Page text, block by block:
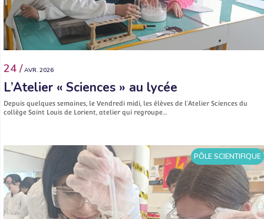
24 / AVR. 2026
L’Atelier « Sciences » au lycée
Depuis quelques semaines, le Vendredi midi, les élèves de l’Atelier Sciences du
collège Saint Louis de Lorient, atelier qui regroupe…
PÔLE SCIENTIFIQUE